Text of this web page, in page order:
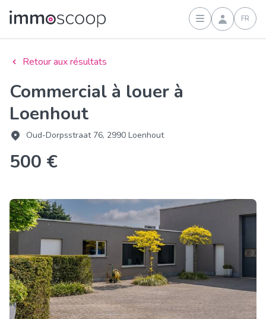
Connexion
FR
Retour aux résultats
Commercial à louer à
Loenhout
Oud-Dorpsstraat 76, 2990 Loenhout
500 €